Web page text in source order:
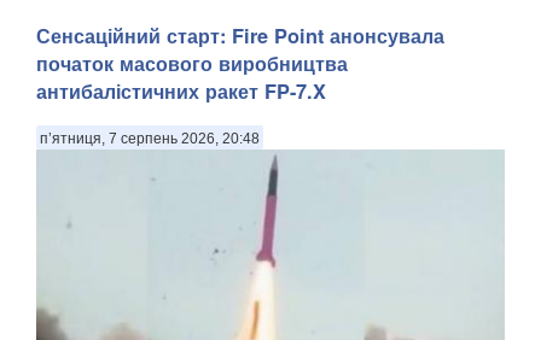
Сенсаційний старт: Fire Point анонсувала
початок масового виробництва
антибалістичних ракет FP-7.X
п’ятниця, 7 серпень 2026, 20:48